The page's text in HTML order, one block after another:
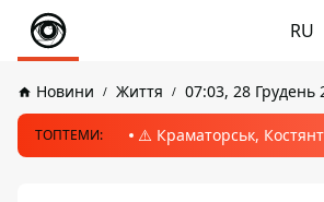
RU
Новини Життя 07:03, 28 Грудень
ТОПТЕМИ: ⚠️ Краматорськ,